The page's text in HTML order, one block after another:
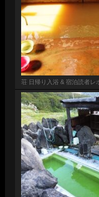
荘 日帰り入浴 & 宿泊読者